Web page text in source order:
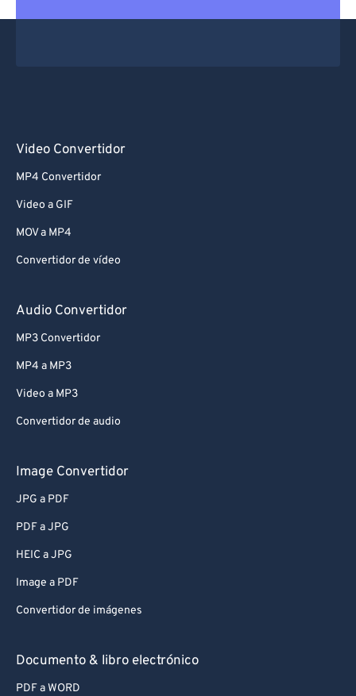
Video Convertidor
MP4 Convertidor
Video a GIF
MOV a MP4
Convertidor de vídeo
Audio Convertidor
MP3 Convertidor
MP4 a MP3
Video a MP3
Convertidor de audio
Image Convertidor
JPG a PDF
PDF a JPG
HEIC a JPG
Image a PDF
Convertidor de imágenes
Documento & libro electrónico
PDF a WORD